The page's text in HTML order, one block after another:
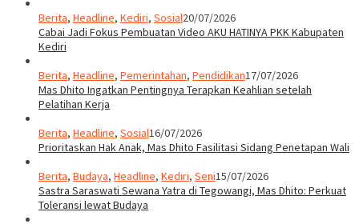
Berita, Headline, Kediri, Sosial20/07/2026
Cabai Jadi Fokus Pembuatan Video AKU HATINYA PKK Kabupaten
Kediri
Berita, Headline, Pemerintahan, Pendidikan17/07/2026
Mas Dhito Ingatkan Pentingnya Terapkan Keahlian setelah
Pelatihan Kerja
Berita, Headline, Sosial16/07/2026
Prioritaskan Hak Anak, Mas Dhito Fasilitasi Sidang Penetapan Wali
Berita, Budaya, Headline, Kediri, Seni15/07/2026
Sastra Saraswati Sewana Yatra di Tegowangi, Mas Dhito: Perkuat
Toleransi lewat Budaya